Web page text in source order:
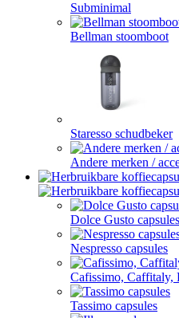
Subminimal
Bellman stoomboot
Staresso schudbeker
Andere merken /
Dolce Gusto capsules
Nespresso capsules
Cafissimo, Caffitaly,
Tassimo capsules